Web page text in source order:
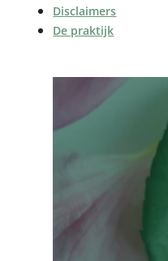
Disclaimers
De praktijk